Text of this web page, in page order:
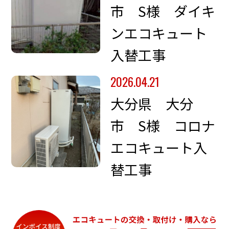
市 S様 ダイキ
ンエコキュート
入替工事
2026.04.21
大分県 大分
市 S様 コロナ
エコキュート入
替工事